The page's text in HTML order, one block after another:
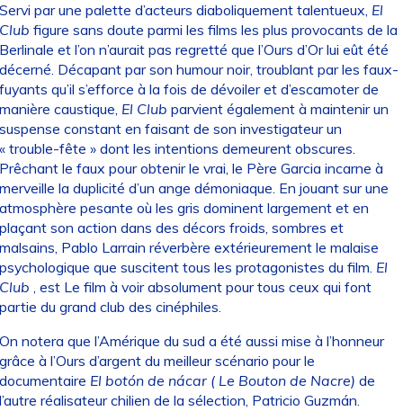
par une palette d’acteurs diaboliquement talentueux, El
figure sans doute parmi les films les plus provocants de la
et l’on n’aurait pas regretté que l’Ours d’Or lui eût été
Décapant par son humour noir, troublant par les faux-
qu’il s’efforce à la fois de dévoiler et d’escamoter de
caustique, El Club parvient également à maintenir un
constant en faisant de son investigateur un
trouble-fête » dont les intentions demeurent obscures.
le faux pour obtenir le vrai, le Père Garcia incarne à
la duplicité d’un ange démoniaque. En jouant sur une
pesante où les gris dominent largement et en
son action dans des décors froids, sombres et
Pablo Larrain réverbère extérieurement le malaise
que suscitent tous les protagonistes du film. El
, est Le film à voir absolument pour tous ceux qui font
du grand club des cinéphiles.
notera que l’Amérique du sud a été aussi mise à l’honneur
à l’Ours d’argent du meilleur scénario pour le
El botón de nácar ( Le Bouton de Nacre) de
réalisateur chilien de la sélection, Patricio Guzmán.